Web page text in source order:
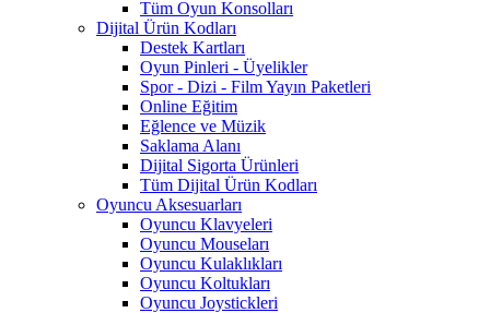
Tüm Oyun Konsolları
Dijital Ürün Kodları
Destek Kartları
Oyun Pinleri - Üyelikler
Spor - Dizi - Film Yayın Paketleri
Online Eğitim
Eğlence ve Müzik
Saklama Alanı
Dijital Sigorta Ürünleri
Tüm Dijital Ürün Kodları
Oyuncu Aksesuarları
Oyuncu Klavyeleri
Oyuncu Mouseları
Oyuncu Kulaklıkları
Oyuncu Koltukları
Oyuncu Joystickleri